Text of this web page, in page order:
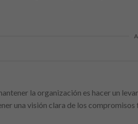
la organización es hacer un
una visión clara de los compromisos